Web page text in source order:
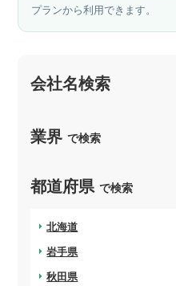
会社名検索
業界で検索
都道府県で検索
北海道
arrow_right
岩手県
arrow_right
秋田県
arrow_right
プランから利用できます。